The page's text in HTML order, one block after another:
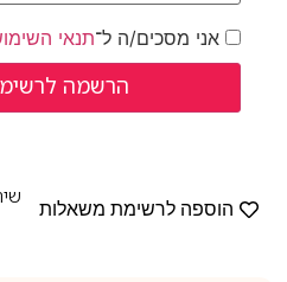
אני מסכים/ה ל־תנאי
הוספה לרשימת משאלות